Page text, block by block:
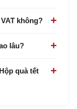
không?
lâu?
quà tết